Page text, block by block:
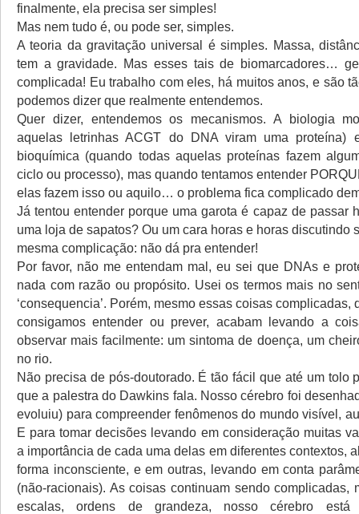
finalmente, ela precisa ser simples!
Mas nem tudo é, ou pode ser, simples.
A teoria da gravitação universal é simples. Massa,
tem a gravidade. Mas esses tais de biomarcadores…
complicada! Eu trabalho com eles, há muitos anos, e são
podemos dizer que realmente entendemos.
Quer dizer, entendemos os mecanismos. A biologia
aquelas letrinhas ACGT do DNA viram uma proteína)
bioquímica (quando todas aquelas proteínas fazem
ciclo ou processo), mas quando tentamos entender
elas fazem isso ou aquilo… o problema fica complicado
Já tentou entender porque uma garota é capaz de passar
uma loja de sapatos? Ou um cara horas e horas discutindo
mesma complicação: não dá pra entender!
Por favor, não me entendam mal, eu sei que DNAs e
nada com razão ou propósito. Usei os termos mais no
‘consequencia’. Porém, mesmo essas coisas complicadas,
consigamos entender ou prever, acabam levando a
observar mais facilmente: um sintoma de doença, um
no rio.
Não precisa de pós-doutorado. É tão fácil que até um tolo
que a palestra do Dawkins fala. Nosso cérebro foi
evoluiu) para compreender fenômenos do mundo visível,
E para tomar decisões levando em consideração muitas
a importância de cada uma delas em diferentes contextos,
forma inconsciente, e em outras, levando em conta
(não-racionais). As coisas continuam sendo complicadas,
escalas, ordens de grandeza, nosso cérebro está